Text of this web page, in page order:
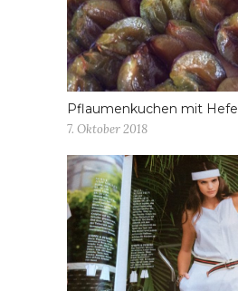
Pflaumenkuchen mit Hefe
7. Oktober 2018